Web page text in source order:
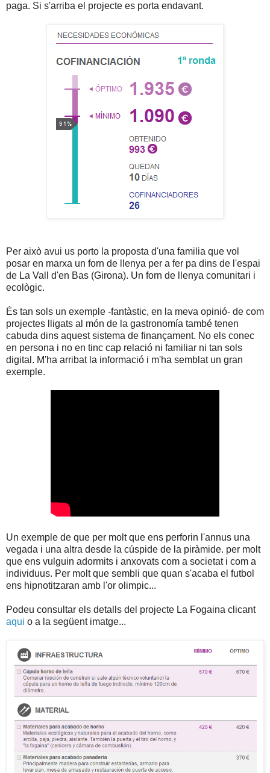
paga. Si s'arriba el projecte es porta endavant.
Per això avui us porto la proposta d'una familia que vol
posar en marxa un forn de llenya per a fer pa dins de l'espai
de La Vall d'en Bas (Girona). Un forn de llenya comunitari i
ecològic.
És tan sols un exemple -fantàstic, en la meva opinió- de com
projectes lligats al món de la gastronomía també tenen
cabuda dins aquest sistema de finançament. No els conec
en persona i no en tinc cap relació ni familiar ni tan sols
digital. M'ha arribat la informació i m'ha semblat un gran
exemple.
Un exemple de que per molt que ens perforin l'annus una
vegada i una altra desde la cúspide de la piràmide. per molt
que ens vulguin adormits i anxovats com a societat i com a
individuus. Per molt que sembli que quan s'acaba el futbol
ens hipnotitzaran amb l'or olimpic...
Podeu consultar els detalls del projecte La Fogaina clicant
aqui o a la següent imatge...